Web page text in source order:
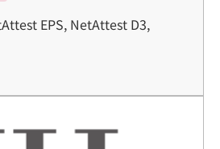
EPS, NetAttest D3,